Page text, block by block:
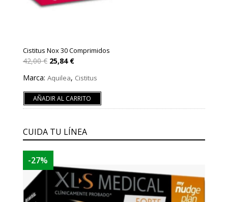
Cistitus Nox 30 Comprimidos
42,00€ El
precio
original
era:
25,84 €El
precio
es:
Marca: Aquilea, Cistitus
AÑADIR AL CARRITO
CUIDA TU LÍNEA
-27%